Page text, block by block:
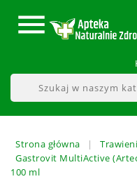

Strona główna
Gastrovit MultiActive
100 ml